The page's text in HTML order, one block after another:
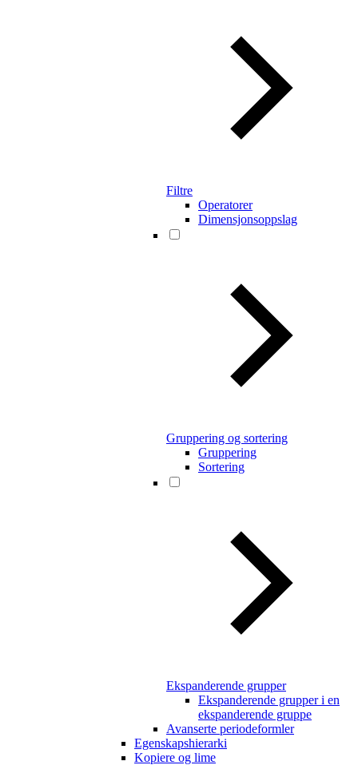
Filtre
Operatorer
Dimensjonsoppslag
Gruppering og sortering
Gruppering
Sortering
Ekspanderende grupper
Ekspanderende grupper i en
ekspanderende gruppe
Avanserte periodeformler
Egenskapshierarki
Kopiere og lime